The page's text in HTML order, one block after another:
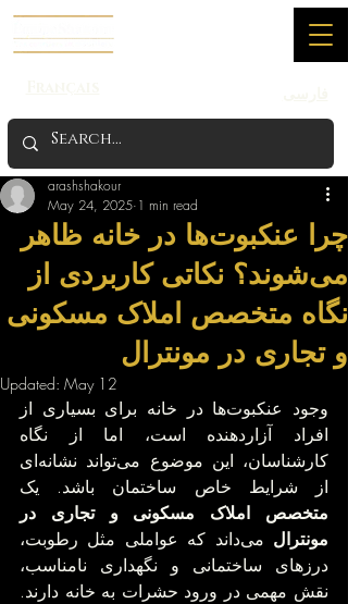
چرا عنکبوت‌ها در خانه ظاهر
می‌شوند؟ نکاتی کاربردی از
نگاه متخصص املاک مسکونی
و تجاری در مونترال
arashshakour
May 24, 2025 1 min read
Updated: May 12
از شرایط خاص ساختمان باشد. یک
مونترال